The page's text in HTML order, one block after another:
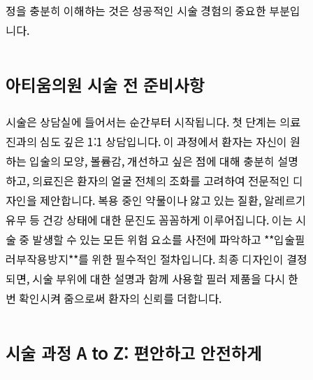
정을 충분히 이해하는 것은 성공적인 시술 경험의 중요한 부분입
니다.
아티움의원 시술 전 준비사항
시술은 상담실에 들어서는 순간부터 시작됩니다. 첫 단계는 의료
진과의 심도 깊은 1:1 상담입니다. 이 과정에서 환자는 자신이 원
하는 입술의 모양, 볼륨감, 개선하고 싶은 점에 대해 충분히 설명
하고, 의료진은 환자의 얼굴 전체의 조화를 고려하여 전문적인 디
자인을 제안합니다. 복용 중인 약물이나 앓고 있는 질환, 알레르기
유무 등 건강 상태에 대한 문진도 꼼꼼하게 이루어집니다. 이는 시
술 중 발생할 수 있는 모든 위험 요소를 사전에 파악하고 **입술필
러부작용방지**를 위한 필수적인 절차입니다. 최종 디자인이 결정
되면, 시술 부위에 대한 설명과 함께 사용할 필러 제품을 다시 한
번 확인시켜 줌으로써 환자의 신뢰를 더합니다.
시술 과정 A to Z: 편안하고 안전하게